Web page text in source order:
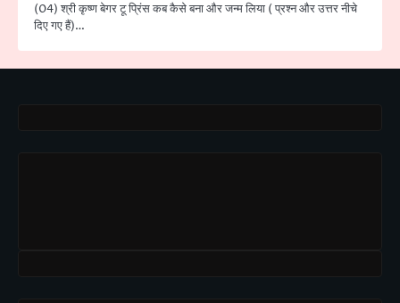
(04) श्री कृष्ण बेगर टू प्रिंस कब कैसे बना और जन्म लिया ( प्रश्न और उत्तर नीचे
दिए गए हैं)…